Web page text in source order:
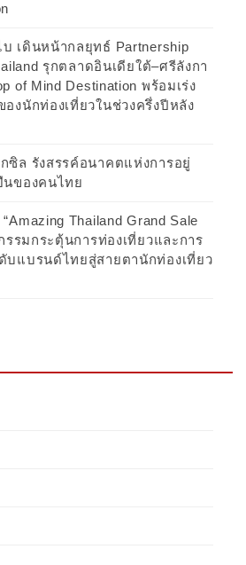
เดินหน้ากลยุทธ์ Partnership
รุกตลาดอินเดียใต้–ศรีลังกา
of Mind Destination พร้อมเร่ง
องนักท่องเที่ยวในช่วงครึ่งปีหลัง
ซิล รังสรรค์อนาคตแห่งการอยู่
นของคนไทย
Thailand Grand Sale
รรมกระตุ้นการท่องเที่ยวและการ
บแบรนด์ไทยสู่สายตานักท่องเที่ยว